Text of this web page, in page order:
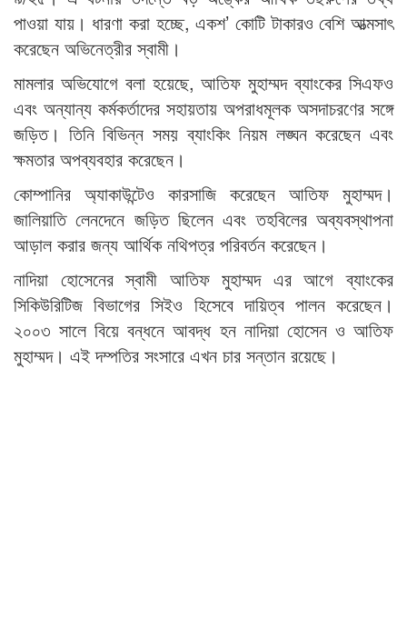
পাওয়া যায়। ধারণা করা হচ্ছে, একশ’ কোটি টাকারও বেশি আত্মসাৎ
করেছেন অভিনেত্রীর স্বামী।
মামলার অভিযোগে বলা হয়েছে, আতিফ মুহাম্মদ ব্যাংকের সিএফও
এবং অন্যান্য কর্মকর্তাদের সহায়তায় অপরাধমূলক অসদাচরণের সঙ্গে
জড়িত। তিনি বিভিন্ন সময় ব্যাংকিং নিয়ম লঙ্ঘন করেছেন এবং
ক্ষমতার অপব্যবহার করেছেন।
কোম্পানির অ্যাকাউন্টেও কারসাজি করেছেন আতিফ মুহাম্মদ।
জালিয়াতি লেনদেনে জড়িত ছিলেন এবং তহবিলের অব্যবস্থাপনা
আড়াল করার জন্য আর্থিক নথিপত্র পরিবর্তন করেছেন।
নাদিয়া হোসেনের স্বামী আতিফ মুহাম্মদ এর আগে ব্যাংকের
সিকিউরিটিজ বিভাগের সিইও হিসেবে দায়িত্ব পালন করেছেন।
২০০৩ সালে বিয়ে বন্ধনে আবদ্ধ হন নাদিয়া হোসেন ও আতিফ
মুহাম্মদ। এই দম্পতির সংসারে এখন চার সন্তান রয়েছে।